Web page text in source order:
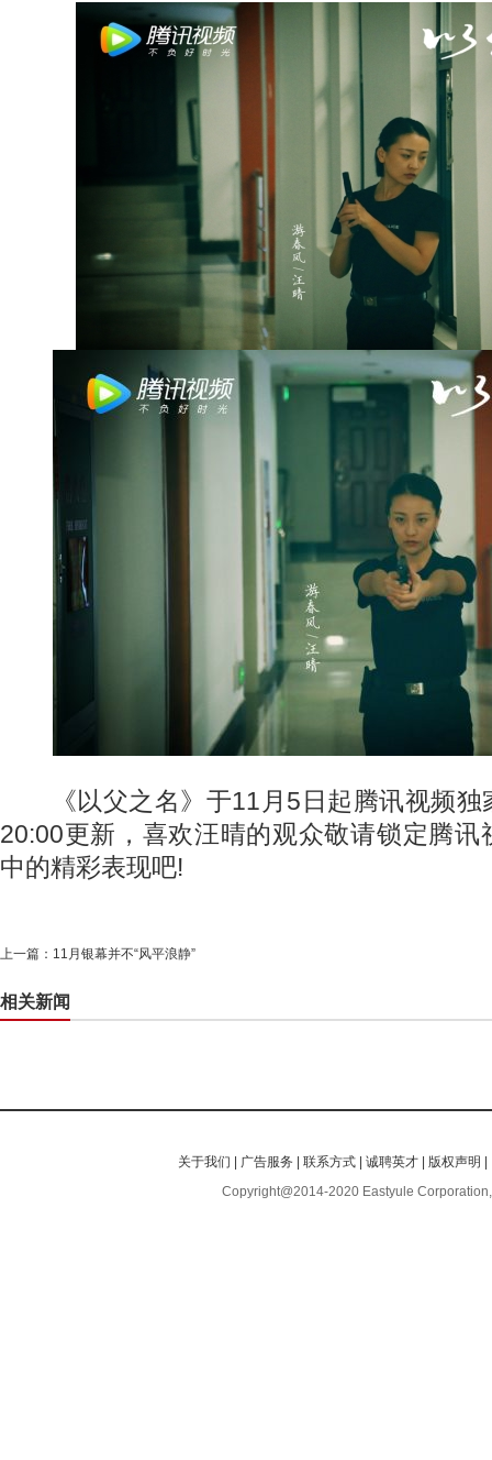
《以父之名》于11月5日起腾讯视频独
20:00更新，喜欢汪晴的观众敬请锁定腾讯
中的精彩表现吧!
上一篇： 11月银幕并不“风平浪静”
相关新闻
关于我们 广告服务 |联系方式 |诚聘英才 版权声明
Copyright@2014-2020 Eastyule